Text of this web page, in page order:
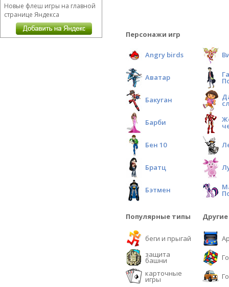
Новые флеш игры на главной
странице Яндекса
Персонажи игр
Angry birds
Аватар
Бакуган
Барби
Бен 10
Братц
Бэтмен
Популярные типы
беги и прыгай
защита
башни
карточные
игры